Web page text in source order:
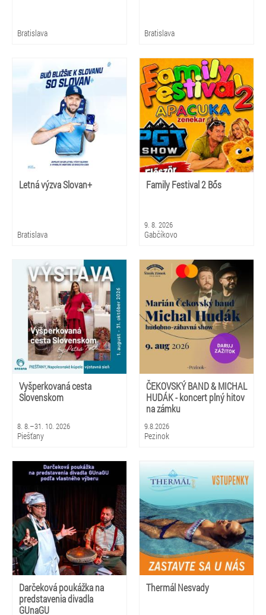
Bratislava Bratislava
Letná výzva Slovan+
Bratislava
Family Festival 2 Bős
9. 8. 2026
Gabčíkovo
Vyšperkovaná cesta
Slovenskom
8. 8.–31. 10. 2026
Piešťany
ČEKOVSKÝ BAND & MICHAL
HUDÁK - koncert plný hitov
na zámku
9.8.2026
Pezinok
Darčeková poukážka na
predstavenia divadla
GUnaGU
Thermál Nesvady